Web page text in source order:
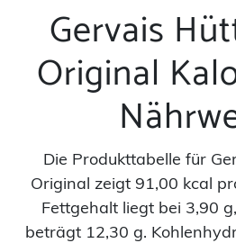
Gervais
Original
Die Produkttabelle für
Original zeigt 91,00 kcal
Fettgehalt liegt bei 3,90
beträgt 12,30 g.